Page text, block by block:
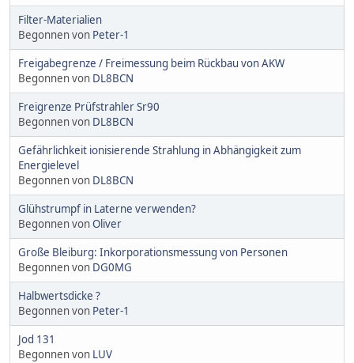
Filter-Materialien
Begonnen von Peter-1
Freigabegrenze / Freimessung beim Rückbau von AKW
Begonnen von DL8BCN
Freigrenze Prüfstrahler Sr90
Begonnen von DL8BCN
Gefährlichkeit ionisierende Strahlung in Abhängigkeit zum
Energielevel
Begonnen von DL8BCN
Glühstrumpf in Laterne verwenden?
Begonnen vonOliver
Große Bleiburg: Inkorporationsmessung von Personen
Begonnen von DG0MG
Halbwertsdicke ?
Begonnen von Peter-1
Jod 131
Begonnen von LUV